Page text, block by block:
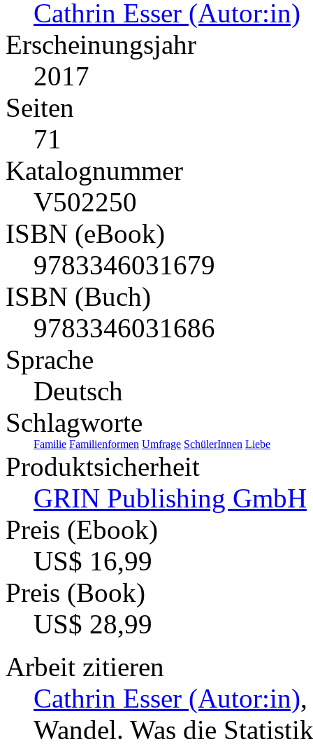
Cathrin Esser (Autor:in)
Erscheinungsjahr
2017
Seiten
71
Katalognummer
V502250
ISBN (eBook)
9783346031679
ISBN (Buch)
9783346031686
Sprache
Deutsch
Schlagworte
Familie Familienformen Umfrage SchülerInnen Liebe
Produktsicherheit
GRIN Publishing GmbH
Preis (Ebook)
US$ 16,99
Preis (Book)
US$ 28,99
Arbeit zitieren
Cathrin Esser (Autor:in)
Wandel. Was die